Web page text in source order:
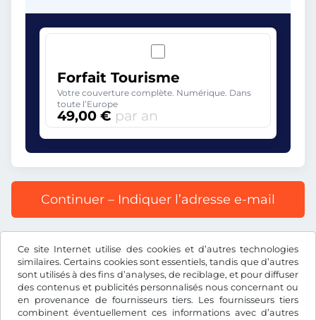
Ce site Internet utilise des cookies et d’autres technologies
similaires. Certains cookies sont essentiels, tandis que d’autres
sont utilisés à des fins d’analyses, de reciblage, et pour diffuser
des contenus et publicités personnalisés nous concernant ou
en provenance de fournisseurs tiers. Les fournisseurs tiers
combinent éventuellement ces informations avec d’autres
Forfait Tourisme
Votre couverture complète. Numérique. Dans
toute l’Europe
49,00 € par an
Continuer – Indiquer l’adresse e-mail
compris les frais d’enregistrement et la TVA.